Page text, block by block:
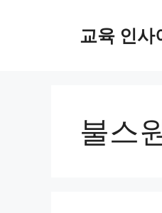
교육 인사
불스